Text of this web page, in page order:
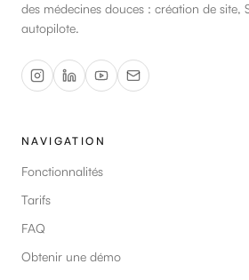
des médecines douces : création de site,
autopilote.
NAVIGATION
Fonctionnalités
Tarifs
FAQ
Obtenir une démo